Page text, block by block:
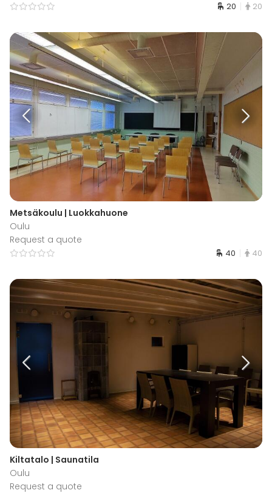
20 20
Metsäkoulu | Luokkahuone
Oulu
Request a quote
40 40
Kiltatalo | Saunatila
Oulu
Request a quote